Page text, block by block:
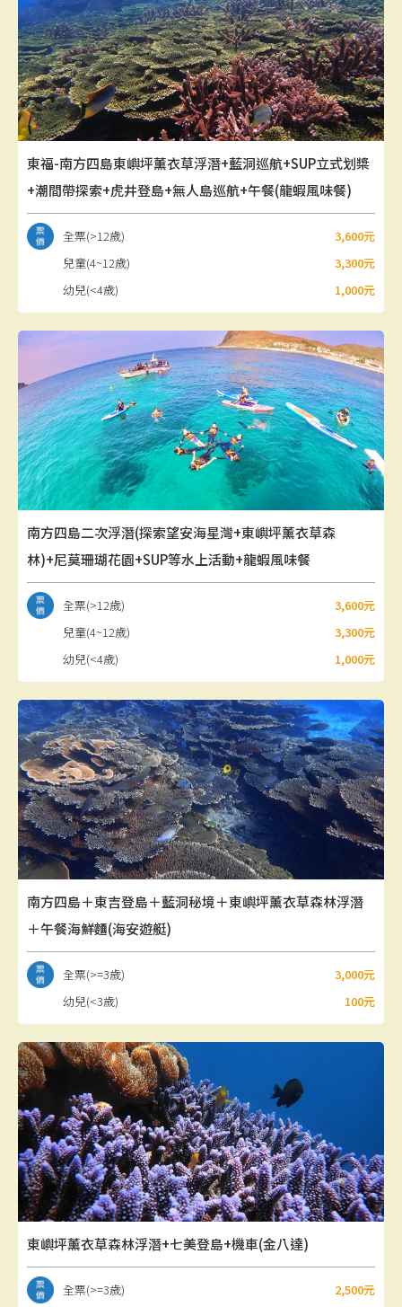
東福-南方四島東嶼坪薰衣草浮潛+藍洞巡航+SUP立式划槳
+潮間帶探索+虎井登島+無人島巡航+午餐(龍蝦風味餐)
全票(>12歲)
3,600元
兒童(4~12歲)
3,300元
幼兒(<4歲)
1,000元
南方四島二次浮潛(探索望安海星灣+東嶼坪薰衣草森
林)+尼莫珊瑚花園+SUP等水上活動+龍蝦風味餐
全票(>12歲)
3,600元
兒童(4~12歲)
3,300元
幼兒(<4歲)
1,000元
南方四島＋東吉登島＋藍洞秘境＋東嶼坪薰衣草森林浮潛
＋午餐海鮮麵(海安遊艇)
全票(>=3歲)
3,000元
幼兒(<3歲)
100元
東嶼坪薰衣草森林浮潛+七美登島+機車(金八達)
全票(>=3歲)
2,500元